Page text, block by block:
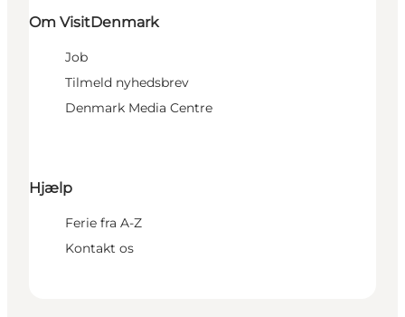
Om VisitDenmark
Job
Tilmeld nyhedsbrev
Denmark Media Centre
Hjælp
Ferie fra A-Z
Kontakt os